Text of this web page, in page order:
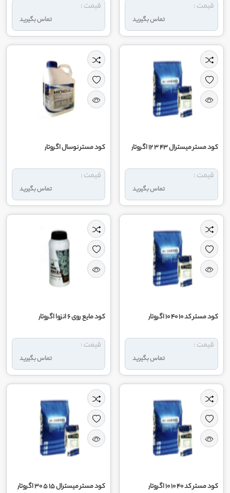
تماس بگیرید
قیمت :
تماس بگیرید
قیمت :
کود مستر میسترال 43 3 12 اگروتار
تماس بگیرید
قیمت :
کود مستر نوسال اگروتار
تماس بگیرید
قیمت :
کود مستر کد 10 40 10 اگروتار
تماس بگیرید
قیمت :
کود مایع روی 6 انزوا اگروتار
تماس بگیرید
قیمت :
کود مستر کد 40 10 10 اگروتار کود مستر میسترال 15 5 30 اگروتار